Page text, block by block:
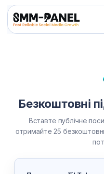
Умови
Вхід
Безкоштовні
Вставте публічне
отримайте 25